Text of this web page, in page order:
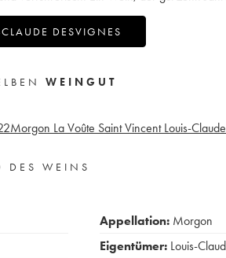
DESVIGNES
WEINGUT
Morgon La Voûte Saint Vincent Louis-
DES WEINS
Appellation: Morgon
Eigentümer: Louis-